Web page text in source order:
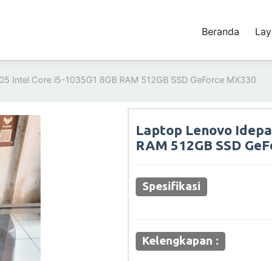
Beranda
Intel Core i5-1035G1 8GB RAM 512GB SSD GeForce MX330
Laptop Lenovo
RAM 512GB SSD
Spesifikasi
Kelengkapan :